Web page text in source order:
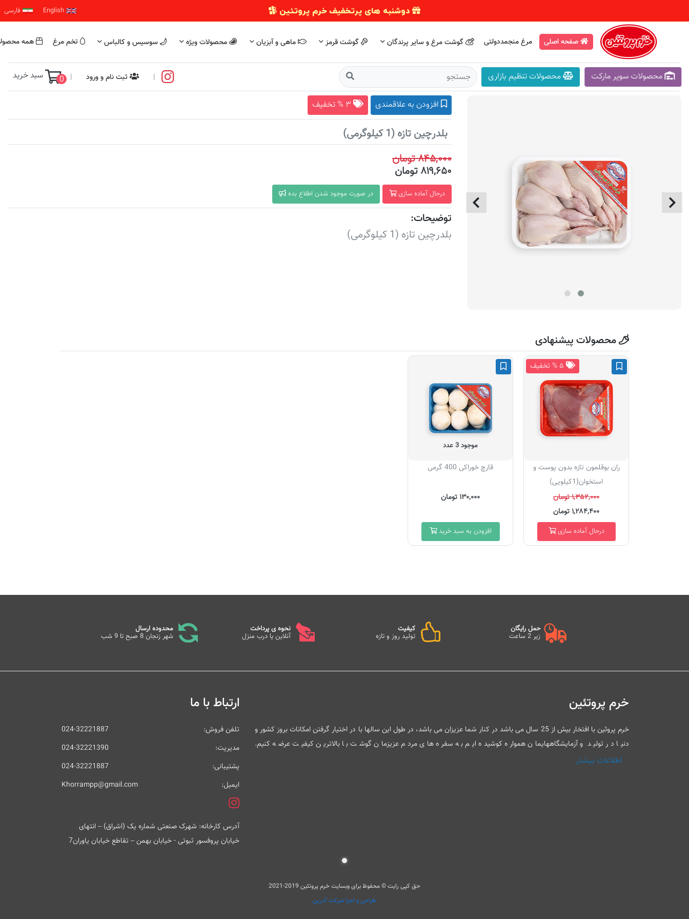
فارسی دوشنبه های پرتخفیف خرم پروتئین
صفحه اصلی مرغ منجمددولتی گوشت مرغ و سایر پرندگان گوشت قرمز ماهی و آبزیان محصولات ویژه سوسیس و کالباس تخم مرغ همه
محصولات سوپر مارکت محصولات تنظیم بازاری | ثبت نام و ورود |
0 سبد خرید
بلدرچین تازه (1 کیلوگرمی)
۸۴۵,۰۰۰ تومان
۸۱۹,۶۵۰ تومان
درحال آماده سازی در صورت موجود شدن اطلاع بده
توضیحات:
بلدرچین تازه (1 کیلوگرمی)
محصولات پیشنهادی
۵ % تخفیف
ران بوقلمون تازه بدون پوست و
استخوان(1کیلویی)
۱,۳۵۲,۰۰۰ تومان
۱,۲۸۴,۴۰۰ تومان
درحال آماده سازی
موجود 3 عدد
قارچ خوراکی 400 گرمی
۱۳۰,۰۰۰ تومان
افزودن به سبد خرید
حمل رایگان
زیر 2 ساعت
کیفیت
تولید روز و تازه
نحوه ی پرداخت
آنلاین یا درب منزل
محدوده ارسال
شهر زنجان 8 صبح تا 9 شب
خرم پروتئین
خرم پروئین با افتخار بیش از 25 سال می باشد در کنار شما عزیزان می باشد، در طول این سالها با در اختیار گرفتن امکانات بروز کشور و
دنیا در تولید و آزمایشگاههایمان همواره کوشیده ایم به سفره های مردم عزیزمان گوشت با بالاترین کیفیت عرضه کنیم.
اطلاعات بیشتر
ارتباط با ما
تلفن فروش:
024-32221887
مدیریت:
024-32221390
پشتیبانی:
024-32221887
ایمیل:
Khorrampp@gmail.com
آدرس کارخانه: شهرک صنعتی شماره یک (اشراق) – انتهای
خیابان پروفسور ثبوتی - خیابان بهمن – تقاطع خیابان یاوران7
حق کپی رایت © محفوظ برای وبسایت خرم پروتئین 2019-2021
طراحی و اجرا شرکت آدرین